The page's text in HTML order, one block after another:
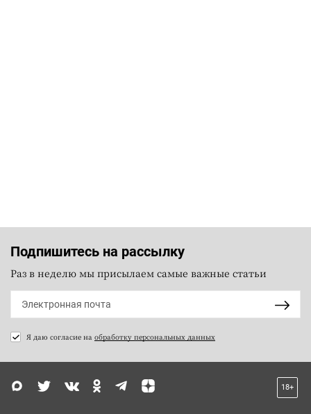
Подпишитесь на рассылку
Раз в неделю мы присылаем самые важные статьи
Я даю согласие на обработку персональных данных
18+